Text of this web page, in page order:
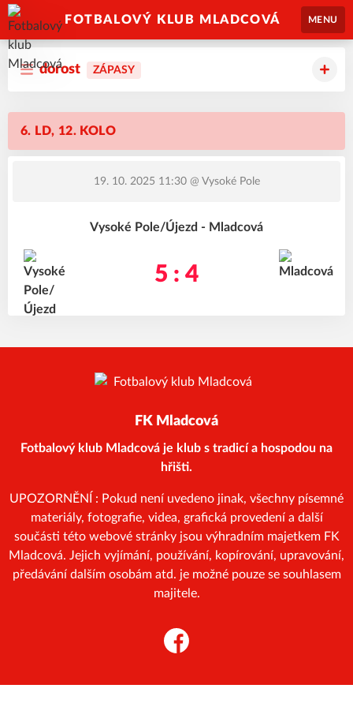
FOTBALOVÝ KLUB MLADCOVÁ MENU
dorost ZÁPASY
6. LD, 12. KOLO
19. 10. 2025 11:30@ Vysoké Pole
Vysoké Pole/Újezd - Mladcová
5 : 4
FK Mladcová
Fotbalový klub Mladcová je klub s tradicí a hospodou na
hřišti.
UPOZORNĚNÍ : Pokud není uvedeno jinak, všechny písemné
materiály, fotografie, videa, grafická provedení a další
součásti této webové stránky jsou výhradním majetkem FK
Mladcová. Jejich vyjímání, používání, kopírování, upravování,
předávání dalším osobám atd. je možné pouze se souhlasem
majitele.
Facebook